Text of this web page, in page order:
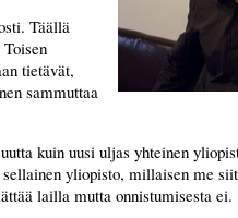
Täällä
tietävät,
sammuttaa
kuin uusi uljas yhteinen
yliopisto, millaisen me
lailla mutta onnistumisesta ei.